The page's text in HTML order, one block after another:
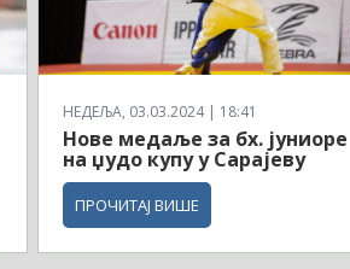
НЕДЕЉА, 03.03.2024 | 18:41
Нове медаље за бх. јуниоре
на џудо купу у Сарајеву
ПРОЧИТАЈ ВИШЕ